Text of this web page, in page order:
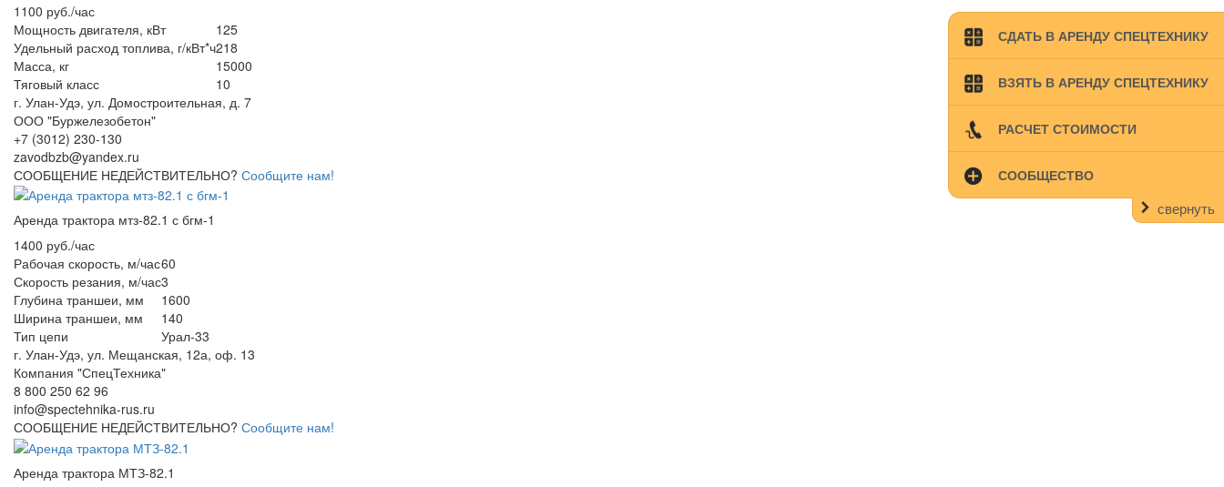
СДАТЬ В АРЕНДУ СПЕЦТЕХНИКУ
ВЗЯТЬ В АРЕНДУ СПЕЦТЕХНИКУ
РАСЧЕТ СТОИМОСТИ
СООБЩЕСТВО
свернуть
1100 руб./час
Мощность двигателя, кВт
125
Удельный расход топлива, г/кВт*ч218
Масса, кг
15000
Тяговый класс
10
г. Улан-Удэ, ул. Домостроительная, д. 7
ООО "Буржелезобетон"
+7 (3012) 230-130
zavodbzb@yandex.ru
СООБЩЕНИЕ НЕДЕЙСТВИТЕЛЬНО? Сообщите нам!
Аренда трактора мтз-82.1 с бгм-1
1400 руб./час
Рабочая скорость, м/час60
Скорость резания, м/час3
Глубина траншеи, мм
1600
Ширина траншеи, мм
140
Тип цепи
Урал-33
г. Улан-Удэ, ул. Мещанская, 12а, оф. 13
Компания "СпецТехника"
8 800 250 62 96
info@spectehnika-rus.ru
СООБЩЕНИЕ НЕДЕЙСТВИТЕЛЬНО? Сообщите нам!
Аренда трактора МТЗ-82.1